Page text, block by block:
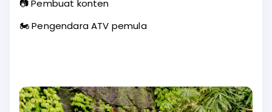
📷 Pembuat konten
🏍️ Pengendara ATV pemula